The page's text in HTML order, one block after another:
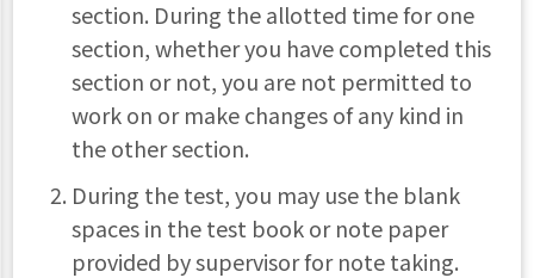
section. During the allotted time for one
section, whether you have completed this
section or not, you are not permitted to
work on or make changes of any kind in
the other section.
During the test, you may use the blank
spaces in the test book or note paper
provided by supervisor for note taking.